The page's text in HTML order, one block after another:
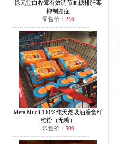
禄元堂白桦茸有效调节血糖排肝毒
抑制癌症
零售价： 216
Meta Mucil 100％纯天然吸油膳食纤
维粉（无糖）
零售价： 599